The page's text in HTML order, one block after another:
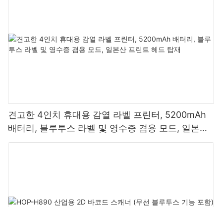
견고한 4인치 휴대용 감열 라벨 프린터, 5200mAh
배터리, 블루투스 라벨 및 영수증 겸용 모드, 일본산
프린트 헤드 탑재